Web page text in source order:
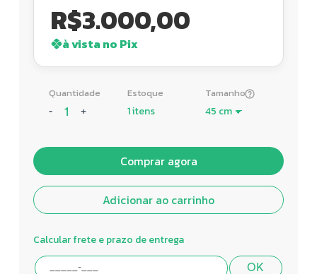
R$3.000,00
à vista no Pix
Quantidade
- +
Estoque
1 itens
Tamanho
Comprar agora
Adicionar ao carrinho
Calcular frete e prazo de entrega
OK